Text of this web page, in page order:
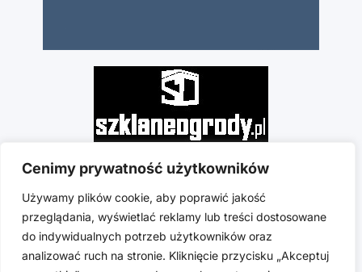
Cenimy prywatność użytkowników
Używamy plików cookie, aby poprawić jakość
przeglądania, wyświetlać reklamy lub treści dostosowane
do indywidualnych potrzeb użytkowników oraz
analizować ruch na stronie. Kliknięcie przycisku „Akceptuj